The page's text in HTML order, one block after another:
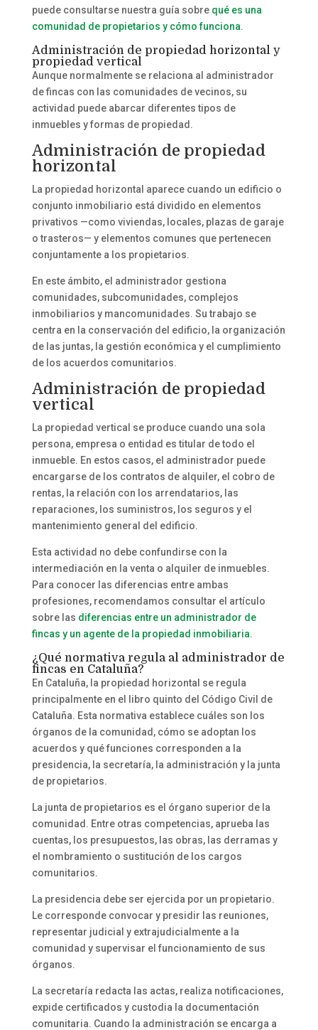
puede consultarse nuestra guía sobre qué es una
comunidad de propietarios y cómo funciona.
Administración de propiedad horizontal y
propiedad vertical
Aunque normalmente se relaciona al administrador
de fincas con las comunidades de vecinos, su
actividad puede abarcar diferentes tipos de
inmuebles y formas de propiedad.
Administración de propiedad
horizontal
La propiedad horizontal aparece cuando un edificio o
conjunto inmobiliario está dividido en elementos
privativos —como viviendas, locales, plazas de garaje
o trasteros— y elementos comunes que pertenecen
conjuntamente a los propietarios.
En este ámbito, el administrador gestiona
comunidades, subcomunidades, complejos
inmobiliarios y mancomunidades. Su trabajo se
centra en la conservación del edificio, la organización
de las juntas, la gestión económica y el cumplimiento
de los acuerdos comunitarios.
Administración de propiedad
vertical
La propiedad vertical se produce cuando una sola
persona, empresa o entidad es titular de todo el
inmueble. En estos casos, el administrador puede
encargarse de los contratos de alquiler, el cobro de
rentas, la relación con los arrendatarios, las
reparaciones, los suministros, los seguros y el
mantenimiento general del edificio.
Esta actividad no debe confundirse con la
intermediación en la venta o alquiler de inmuebles.
Para conocer las diferencias entre ambas
profesiones, recomendamos consultar el artículo
sobre las diferencias entre un administrador de
fincas y un agente de la propiedad inmobiliaria.
¿Qué normativa regula al administrador de
fincas en Cataluña?
En Cataluña, la propiedad horizontal se regula
principalmente en el libro quinto del Código Civil de
Cataluña. Esta normativa establece cuáles son los
órganos de la comunidad, cómo se adoptan los
acuerdos y qué funciones corresponden a la
presidencia, la secretaría, la administración y la junta
de propietarios.
La junta de propietarios es el órgano superior de la
comunidad. Entre otras competencias, aprueba las
cuentas, los presupuestos, las obras, las derramas y
el nombramiento o sustitución de los cargos
comunitarios.
La presidencia debe ser ejercida por un propietario.
Le corresponde convocar y presidir las reuniones,
representar judicial y extrajudicialmente a la
comunidad y supervisar el funcionamiento de sus
órganos.
La secretaría redacta las actas, realiza notificaciones,
expide certificados y custodia la documentación
comunitaria. Cuando la administración se encarga a